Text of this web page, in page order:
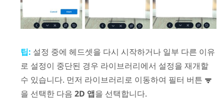
팁: 설정 중에 헤드셋을 다시 시작하거나 일부 다른 이유
로 설정이 중단된 경우 라이브러리에서 설정을 재개할
수 있습니다. 먼저 라이브러리로 이동하여 필터 버튼
을 선택한 다음 2D 앱을 선택합니다.